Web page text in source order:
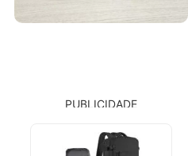
PUBLICIDADE